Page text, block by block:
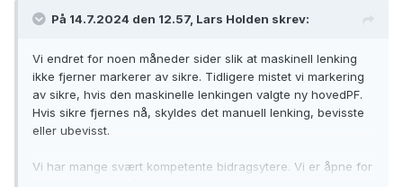
På 14.7.2024 den 12.57, Lars Holden skrev:
Vi endret for noen måneder sider slik at maskinell lenking
ikke fjerner markerer av sikre. Tidligere mistet vi markering
av sikre, hvis den maskinelle lenkingen valgte ny hovedPF.
Hvis sikre fjernes nå, skyldes det manuell lenking, bevisste
eller ubevisst.
Vi har mange svært kompetente bidragsytere. Vi er åpne for